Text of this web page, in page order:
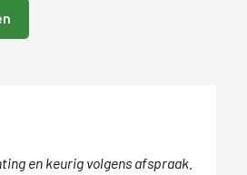
en keurig volgens afspraak.